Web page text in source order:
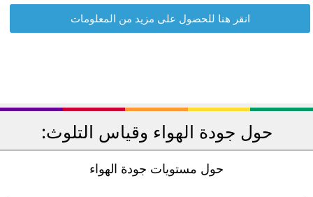
انقر هنا للحصول على مزيد من المعلومات
حول جودة الهواء وقياس التلوث:
حول مستويات جودة الهواء